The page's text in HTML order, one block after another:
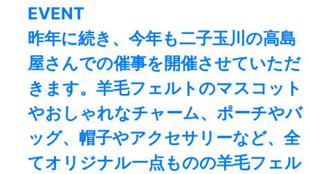
EVENT
昨年に続き、今年も二子玉川の高島
屋さんでの催事を開催させていただ
きます。羊毛フェルトのマスコット
やおしゃれなチャーム、ポーチやバ
ッグ、帽子やアクセサリーなど、全
てオリジナル一点ものの羊毛フェル